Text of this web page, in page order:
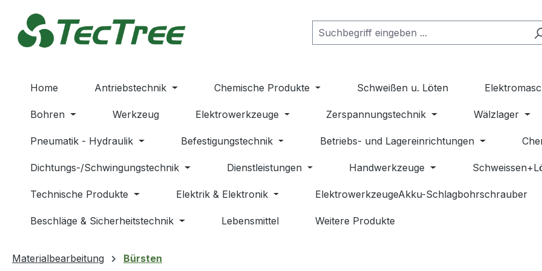
Hauptinhalt springen
Zur Suche springen
Zur Hauptnavigation springen
Home Antriebstechnik Chemische Produkte Schweißen u. Löten
Bohren Werkzeug Elektrowerkzeuge Zerspannungstechnik Wälzlager
Pneumatik - Hydraulik Befestigungstechnik Betriebs- und Lagereinrichtungen
Dichtungs-/Schwingungstechnik Dienstleistungen Handwerkzeuge
Technische Produkte Elektrik & Elektronik ElektrowerkzeugeAkku-Schlagbohrschrauber
Beschläge & Sicherheitstechnik Lebensmittel Weitere Produkte
Materialbearbeitung Bürsten